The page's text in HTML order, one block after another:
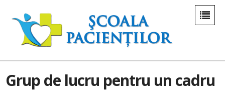
Grup de lucru pentru un cadru